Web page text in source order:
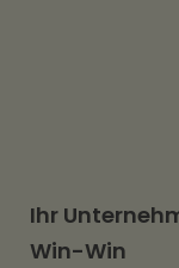
Ihr
Win-Win